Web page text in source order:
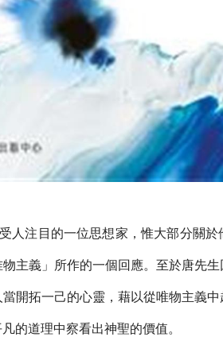
人注目的一位思想家，惟大部分關
主義」所作的一個回應。至於唐先
開拓一己的心靈，藉以從唯物主義
的道理中察看出神聖的價值。